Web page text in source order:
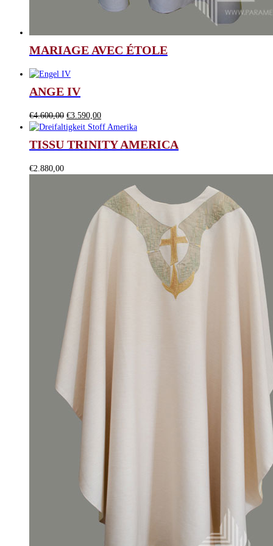
MARIAGE AVEC ÉTOLE
ANGE IV
€4.600,00 Le
prix
était :
€3.590,00Le
prix
est :
TISSU TRINITY AMERICA
€2.880,00